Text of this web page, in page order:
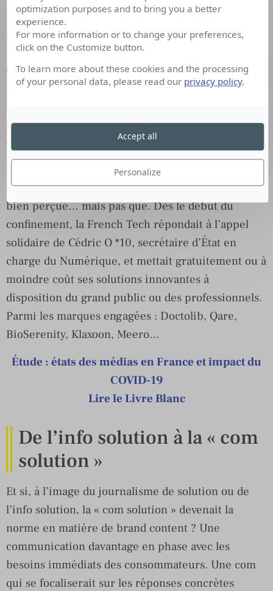
Désormais, place à une communication humaine,
authentique, responsable, solidaire, engagée et
même incarnée. Une démarche résolument
centrée sur l’humain, dont les entreprises doivent
prendre la pleine mesure. Pourquoi ? Parce que
pour la moitié des Français.es, le comportement
des marques pendant la crise du Covid-19
déterminera leurs futures décisions d’achats *8.
Une transparence, synonyme de confiance, que les
acteurs de la grande distribution notamment ont
bien perçue… mais pas que. Dès le début du
confinement, la French Tech répondait à l’appel
solidaire de Cédric O *10, secrétaire d’État en
charge du Numérique, et mettait gratuitement ou à
moindre coût ses solutions innovantes à
disposition du grand public ou des professionnels.
Parmi les marques engagées : Doctolib, Qare,
BioSerenity, Klaxoon, Meero…
Étude : états des médias en France et impact du
COVID-19
Lire le Livre Blanc
De l’info solution à la « com
solution »
Et si, à l’image du journalisme de solution ou de
l’info solution, la « com solution » devenait la
norme en matière de brand content ? Une
communication davantage en phase avec les
besoins immédiats des consommateurs. Une com
qui se focaliserait sur les réponses concrètes
optimization purposes and to bring you a better
experience.
For more information or to change your preferences,
click on the Customize button.
To learn more about these cookies and the processing
of your personal data, please read our privacy policy.
Personalize
Accept all